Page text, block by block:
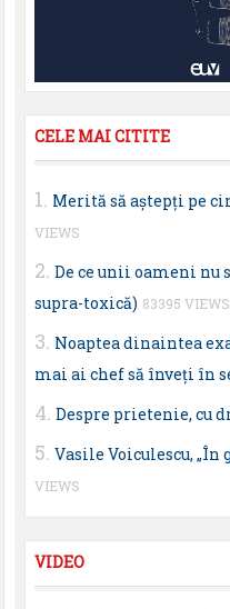
CELE MAI CITITE
Merită să aştepţi pe
VIEWS
De ce unii oameni nu
supra-toxică) 83395 VIEWS
Noaptea dinaintea
mai ai chef să înveţi în
Despre prietenie, cu
Vasile Voiculescu, „În
VIEWS
VIDEO